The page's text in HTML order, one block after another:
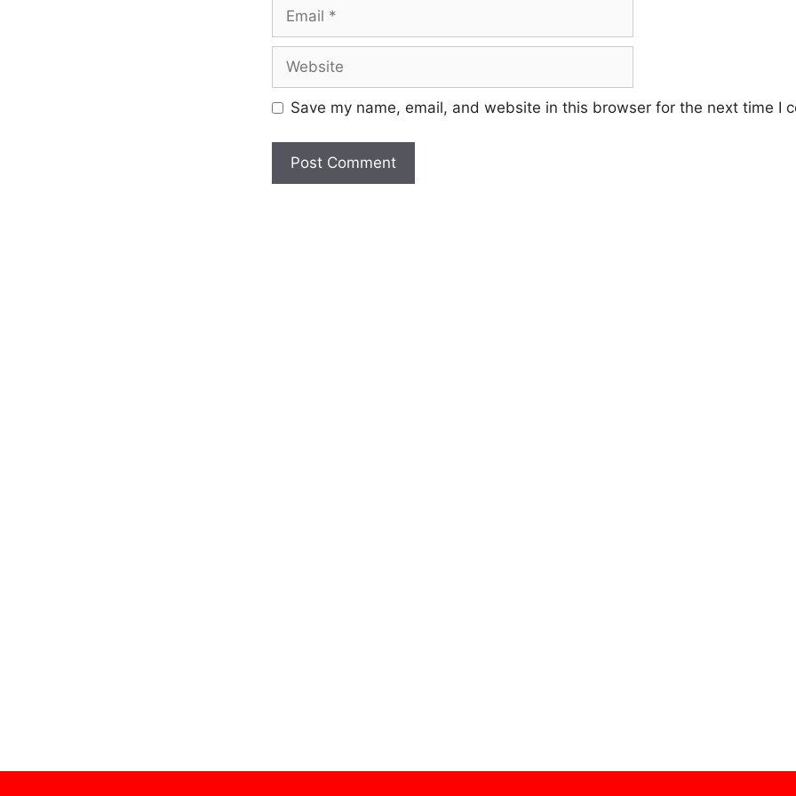
Save my name, email, and website in this browser for the next time I